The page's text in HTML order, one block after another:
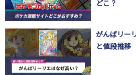
どこ？
がんばリー
と値段推移